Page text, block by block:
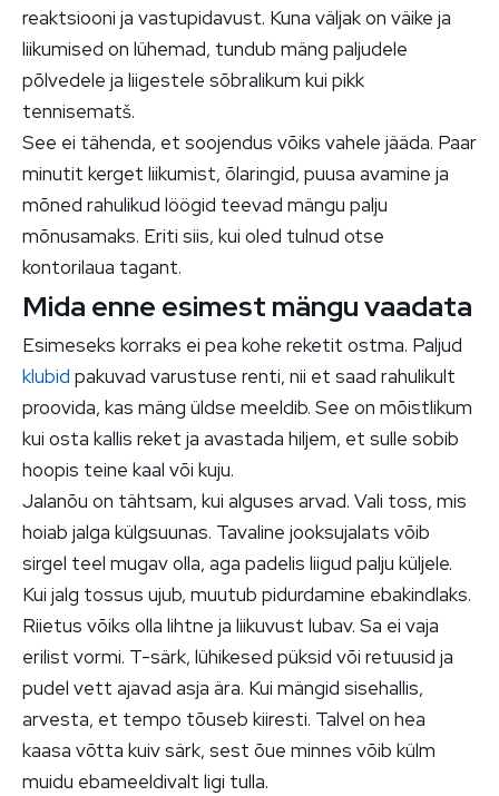
reaktsiooni ja vastupidavust. Kuna väljak on väike ja
liikumised on lühemad, tundub mäng paljudele
põlvedele ja liigestele sõbralikum kui pikk
tennisematš.
See ei tähenda, et soojendus võiks vahele jääda. Paar
minutit kerget liikumist, õlaringid, puusa avamine ja
mõned rahulikud löögid teevad mängu palju
mõnusamaks. Eriti siis, kui oled tulnud otse
kontorilaua tagant.
Mida enne esimest mängu vaadata
Esimeseks korraks ei pea kohe reketit ostma. Paljud
klubid pakuvad varustuse renti, nii et saad rahulikult
proovida, kas mäng üldse meeldib. See on mõistlikum
kui osta kallis reket ja avastada hiljem, et sulle sobib
hoopis teine kaal või kuju.
Jalanõu on tähtsam, kui alguses arvad. Vali toss, mis
hoiab jalga külgsuunas. Tavaline jooksujalats võib
sirgel teel mugav olla, aga padelis liigud palju küljele.
Kui jalg tossus ujub, muutub pidurdamine ebakindlaks.
Riietus võiks olla lihtne ja liikuvust lubav. Sa ei vaja
erilist vormi. T-särk, lühikesed püksid või retuusid ja
pudel vett ajavad asja ära. Kui mängid sisehallis,
arvesta, et tempo tõuseb kiiresti. Talvel on hea
kaasa võtta kuiv särk, sest õue minnes võib külm
muidu ebameeldivalt ligi tulla.